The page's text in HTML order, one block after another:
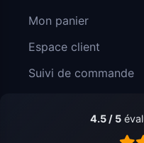
Mon panier
Espace client
Suivi de commande
4.5 / 5